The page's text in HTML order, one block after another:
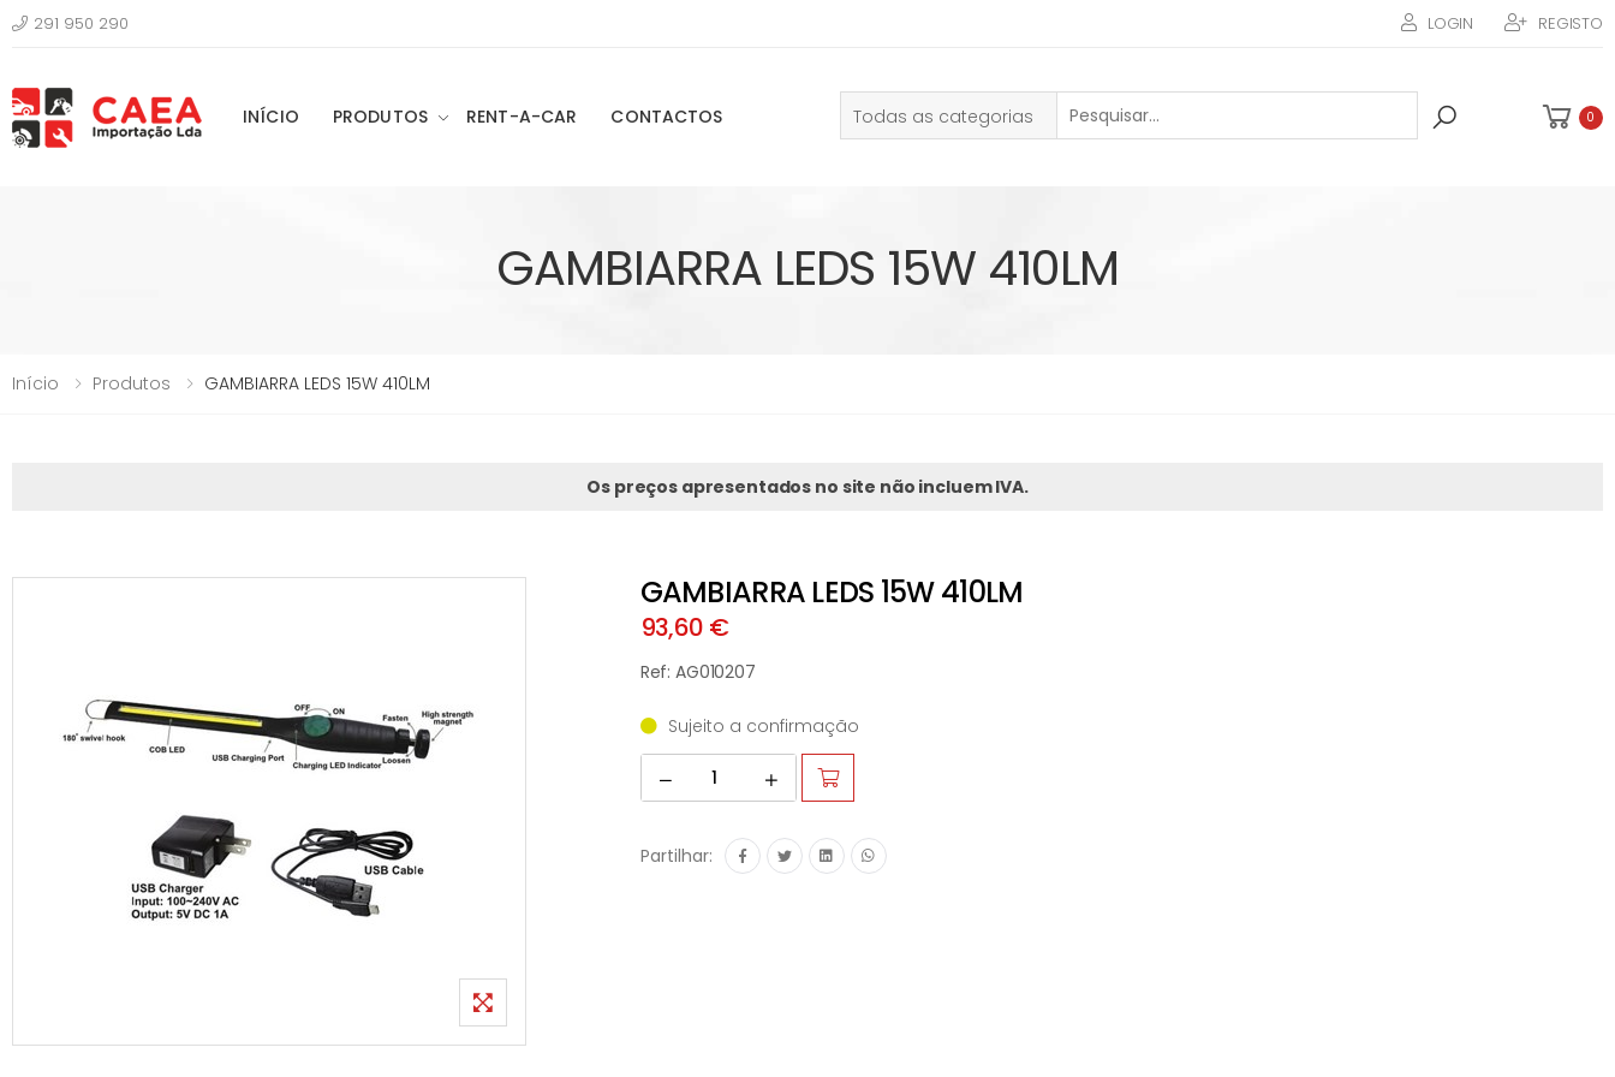
291 950 290 LOGIN REGISTO
INÍCIO PRODUTOS RENT-A-CAR CONTACTOS 0
Todas as categorias
GAMBIARRA LEDS 15W 410LM
Início Produtos GAMBIARRA LEDS 15W 410LM
Os preços apresentados no site não incluem IVA.
GAMBIARRA LEDS 15W 410LM
93,60 €
Ref: AG010207
Sujeito a confirmação
Partilhar: